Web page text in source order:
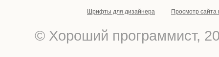
Шрифты для дизайнера Просмотр
© Хороший программист,